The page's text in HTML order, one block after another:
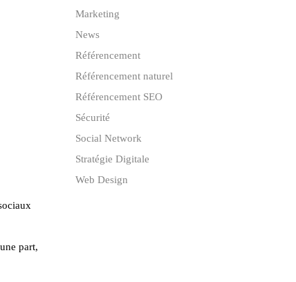
part,
Marketing
News
Référencement
Référencement naturel
Référencement SEO
Sécurité
Social Network
Stratégie Digitale
Web Design